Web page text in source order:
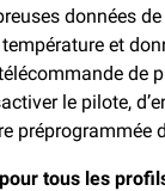
données
et
de
le pilote,
préprogrammée
tous les